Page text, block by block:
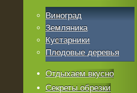
Виноград
Земляника
Кустарники
Плодовые деревья
Отдыхаем вкусно
Секреты обрезки